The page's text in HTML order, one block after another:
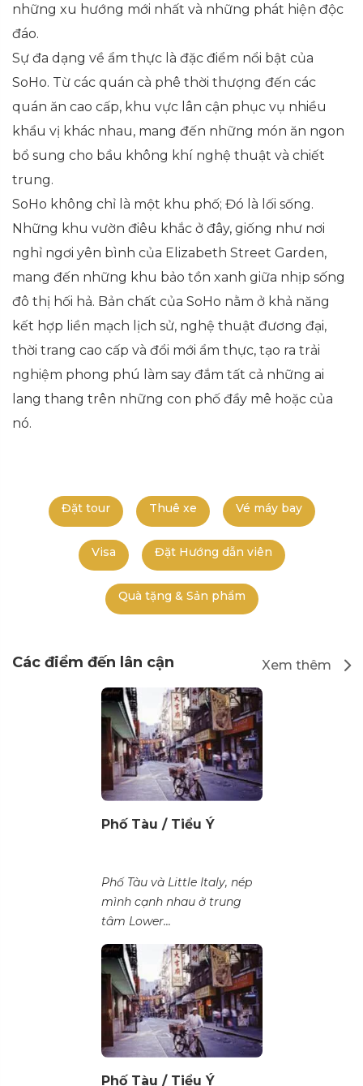
những xu hướng mới nhất và những phát hiện độc
đáo.
Sự đa dạng về ẩm thực là đặc điểm nổi bật của
SoHo. Từ các quán cà phê thời thượng đến các
quán ăn cao cấp, khu vực lân cận phục vụ nhiều
khẩu vị khác nhau, mang đến những món ăn ngon
bổ sung cho bầu không khí nghệ thuật và chiết
trung.
SoHo không chỉ là một khu phố; Đó là lối sống.
Những khu vườn điêu khắc ở đây, giống như nơi
nghỉ ngơi yên bình của Elizabeth Street Garden,
mang đến những khu bảo tồn xanh giữa nhịp sống
đô thị hối hả. Bản chất của SoHo nằm ở khả năng
kết hợp liền mạch lịch sử, nghệ thuật đương đại,
thời trang cao cấp và đổi mới ẩm thực, tạo ra trải
nghiệm phong phú làm say đắm tất cả những ai
lang thang trên những con phố đầy mê hoặc của
nó.
Đặt tour Thuê xe Vé máy bay
Visa Đặt Hướng dẫn viên
Quà tặng & Sản phẩm
Các điểm đến lân cận Xem thêm
Phố Tàu / Tiểu Ý
Phố Tàu và Little Italy, nép
mình cạnh nhau ở trung
tâm Lower...
Phố Tàu / Tiểu Ý